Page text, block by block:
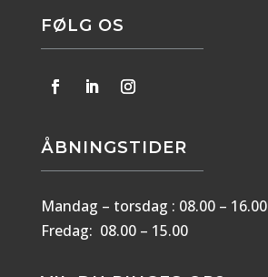
FØLG OS
ÅBNINGSTIDER
Mandag – torsdag : 08.00 – 16.00
Fredag: 08.00 – 15.00